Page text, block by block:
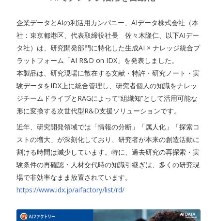
企業データとAIの利活用カンパニー、AIデータ株式会社（本
社：東京都港区、代表取締役社長 佐々木隆仁、以下AIデー
タ社）は、研究開発部門に特化した生成AI × ナレッジ統合プ
ラットフォーム「AI R&D on IDX」を発表しました。
本製品は、研究現場に散在する文献・特許・研究ノート・実
験データをIDX上に統合管理し、研究者個人の知識をナレッ
ジチームドライブとRAGによって“組織知”として活用可能な
形に変換する次世代型R&D支援ソリューションです。
近年、研究開発領域では「情報の分断」「属人化」「探索コ
ストの増大」が深刻化しており、研究者が本来の創造活動に
割ける時間は減少しています。特に、過去研究の再探索・実
験条件の再確認・人材交代時の知識引継ぎは、多くの研究現
場で非効率なまま放置されています。
https://www.idx.jp/aifactory/list/rd/